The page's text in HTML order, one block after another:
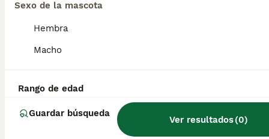
Sexo de la mascota
Hembra
Macho
Rango de edad
Guardar búsqueda
Ver resultados(0)
geográfica. Es fundamental acudir a
criadores responsables que garanticen la
Informarse bien y comparar opciones antes
¿Cómo es el carácter de un
gato Ragdoll?